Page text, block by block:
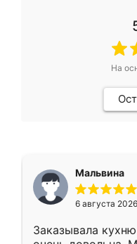
На
Мальвина
6 августа 2026
Заказывала